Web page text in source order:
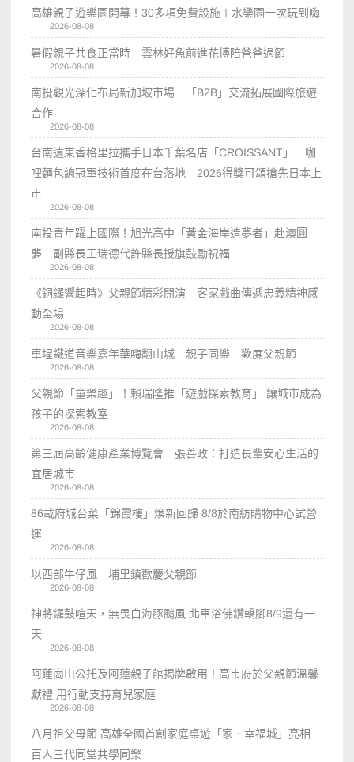
高雄親子遊樂園開幕！30多項免費設施＋水樂園一次玩到嗨
2026-08-08
暑假親子共食正當時 雲林好魚前進花博陪爸爸過節
2026-08-08
南投觀光深化布局新加坡市場 「B2B」交流拓展國際旅遊
合作
2026-08-08
台南遠東香格里拉攜手日本千葉名店「CROISSANT」 咖
哩麵包總冠軍技術首度在台落地 2026得獎可頌搶先日本上
市
2026-08-08
南投青年躍上國際！旭光高中「黃金海岸造夢者」赴澳圓
夢 副縣長王瑞德代許縣長授旗鼓勵祝福
2026-08-08
《銅鑼響起時》父親節精彩開演 客家戲曲傳遞忠義精神感
動全場
2026-08-08
車埕鐵道音樂嘉年華嗨翻山城 親子同樂 歡度父親節
2026-08-08
父親節「童樂趣」！賴瑞隆推「遊戲探索教育」 讓城市成為
孩子的探索教室
2026-08-08
第三屆高齡健康產業博覽會 張善政：打造長輩安心生活的
宜居城市
2026-08-08
86載府城台菜「錦霞樓」煥新回歸 8/8於南紡購物中心試營
運
2026-08-08
以西部牛仔風 埔里鎮歡慶父親節
2026-08-08
神將鑼鼓喧天，無畏白海豚颱風 北車浴佛鑽轎腳8/9還有一
天
2026-08-08
阿蓮崗山公托及阿蓮親子館揭牌啟用！高市府於父親節溫馨
獻禮 用行動支持育兒家庭
2026-08-08
八月祖父母節 高雄全國首創家庭桌遊「家．幸福城」亮相
百人三代同堂共學同樂